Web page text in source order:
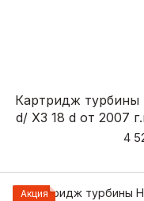
Картридж турбины
d/ X3 18 d от 2007
4
Акция